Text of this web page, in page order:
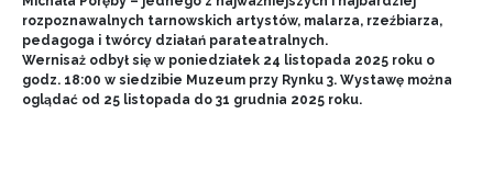
rozpoznawalnych tarnowskich artystów, malarza, rzeźbiarza,
pedagoga i twórcy działań parateatralnych.
Wernisaż odbył się w poniedziałek 24 listopada 2025 roku o
godz. 18:00 w siedzibie Muzeum przy Rynku 3. Wystawę można
oglądać od 25 listopada do 31 grudnia 2025 roku.